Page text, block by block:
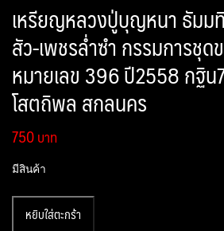
เหรียญหลวงปู่บุญหนา ธัมมทิ
สัว-เพชรล่ำซำ กรรมการชุด
หมายเลข 396 ปี2558 กฐิ
โสตถิพล สกลนคร
750
มีสินค้า
เหรียญ
หยิบใส่ตะกร้า